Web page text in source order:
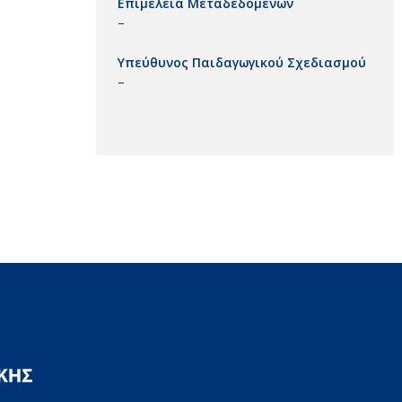
–
Υπεύθυνος Παιδαγωγικού Σχεδιασμού
–